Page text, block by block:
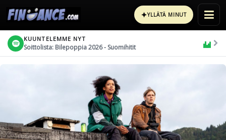
✦YLLÄTÄ MINUT
KUUNTELEMME NYT
Soittolista: Bilepoppia 2026 - Suomihitit